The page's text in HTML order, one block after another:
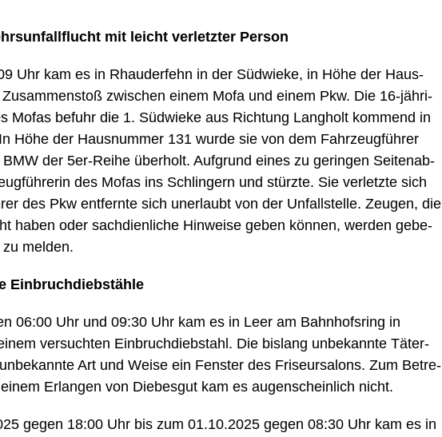
mit leicht ver­letz­ter Person
Uhr kam es in Rhau­der­fehn in der Süd­wie­ke, in Höhe der Haus­
zwi­schen einem Mofa und einem Pkw. Die 16-jäh­ri­
Mofas befuhr die 1. Süd­wie­ke aus Rich­tung Lang­holt kom­mend in
Höhe der Haus­num­mer 131 wur­de sie von dem Fahr­zeug­füh­rer
der 5er-Rei­he über­holt. Auf­grund eines zu gerin­gen Sei­ten­ab­
des Mofas ins Schlin­gern und stürz­te. Sie ver­letz­te sich
des Pkw ent­fern­te sich uner­laubt von der Unfall­stel­le. Zeu­gen, die
haben oder sach­dien­li­che Hin­wei­se geben kön­nen, wer­den gebe­
melden.
Einbruchdiebstähle
06:00 Uhr und 09:30 Uhr kam es in Leer am Bahn­hofs­ring in
ver­such­ten Ein­bruch­dieb­stahl. Die bis­lang unbe­kann­te Täter­
Art und Wei­se ein Fens­ter des Fri­seur­sa­lons. Zum Betre­
Erlan­gen von Die­bes­gut kam es augen­schein­lich nicht.
gegen 18:00 Uhr bis zum 01.10.2025 gegen 08:30 Uhr kam es in